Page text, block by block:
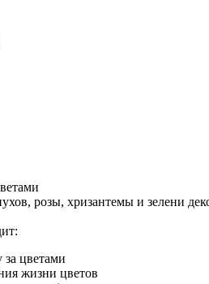
розы, хризантемы и зелени
за цветами
жизни цветов